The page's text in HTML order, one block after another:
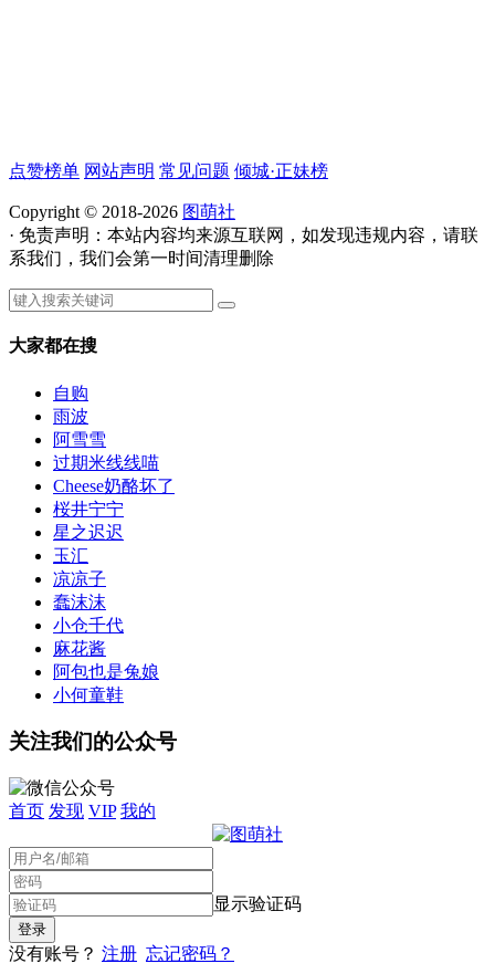
点赞榜单 网站声明 常见问题 倾城·正妹榜
Copyright © 2018-2026 图萌社
· 免责声明：本站内容均来源互联网，如发现违规内容，请联
系我们，我们会第一时间清理删除
大家都在搜
自购
雨波
阿雪雪
过期米线线喵
Cheese奶酪坏了
桜井宁宁
星之迟迟
玉汇
凉凉子
蠢沫沫
小仓千代
麻花酱
阿包也是兔娘
小何童鞋
关注我们的公众号
首页 发现 VIP 我的
显示验证码
没有账号？ 注册 忘记密码？